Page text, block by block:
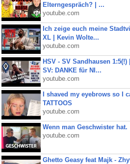
Elterngespräch? | ...
youtube.com
Ich zeige euch meine
XL | Kevin Wolte...
youtube.com
HSV - SV Sandhausen 1:5(!)
SV: DANKE für NI...
youtube.com
I shaved my eyebrows so I
TATTOOS
youtube.com
Wenn man Geschwister hat.
youtube.com
Ghetto Geasy feat Majk -